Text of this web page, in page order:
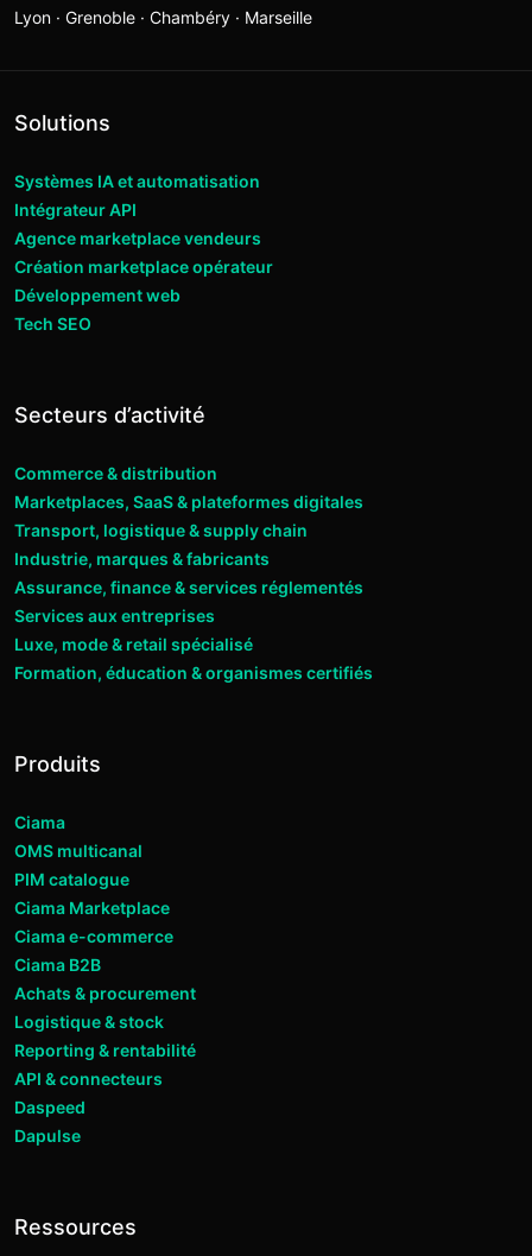
Lyon · Grenoble · Chambéry · Marseille
Solutions
Systèmes IA et automatisation
Intégrateur API
Agence marketplace vendeurs
Création marketplace opérateur
Développement web
Tech SEO
Secteurs d’activité
Commerce & distribution
Marketplaces, SaaS & plateformes digitales
Transport, logistique & supply chain
Industrie, marques & fabricants
Assurance, finance & services réglementés
Services aux entreprises
Luxe, mode & retail spécialisé
Formation, éducation & organismes certifiés
Produits
Ciama
OMS multicanal
PIM catalogue
Ciama Marketplace
Ciama e-commerce
Ciama B2B
Achats & procurement
Logistique & stock
Reporting & rentabilité
API & connecteurs
Daspeed
Dapulse
Ressources